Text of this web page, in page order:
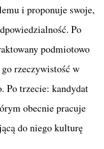
i proponuje swoje,
Po
podmiotowo
rzeczywistość w
Po trzecie: kandydat
obecnie pracuje
do niego kulturę